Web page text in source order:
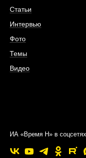
Статьи
Интервью
Фото
Темы
Видео
ИА «Время Н» в соцсетях